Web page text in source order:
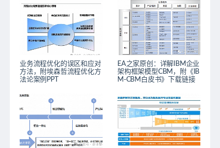
业务流程优化的误区和应对
方法，附埃森哲流程优化方
法论案例PPT
EA之家原创：详解IBM企业
架构框架模型CBM，附《IB
M-CBM白皮书》下载链接